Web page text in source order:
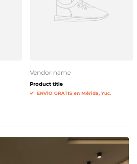
Vendor name
Product title
ENVÍO GRATIS en Mérida, Yuc.